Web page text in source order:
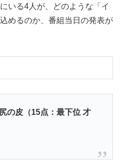
いる4人が、どのような「イ
めるのか、番組当日の発表が
皮（15点：最下位 才